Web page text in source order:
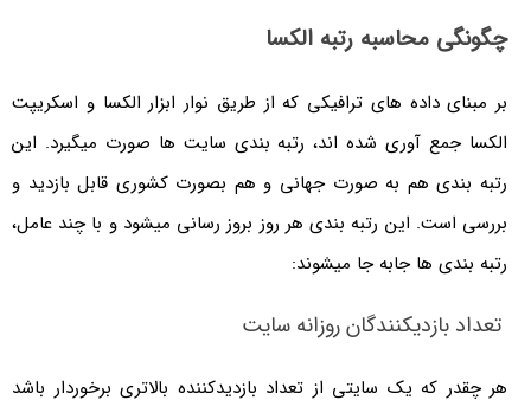
چگونگی محاسبه رتبه الکسا
بر مبنای داده های ترافیکی که از طریق نوار ابزار الکسا و اسکریپت
الکسا جمع آوری شده اند، رتبه بندی سایت ها صورت میگیرد. این
رتبه بندی هم به صورت جهانی و هم بصورت کشوری قابل بازدید و
بررسی است. این رتبه بندی هر روز بروز رسانی میشود و با چند عامل،
رتبه بندی ها جابه جا میشوند:
تعداد بازدیکنندگان روزانه سایت
هر چقدر که یک سایتی از تعداد بازدیدکننده بالاتری برخوردار باشد